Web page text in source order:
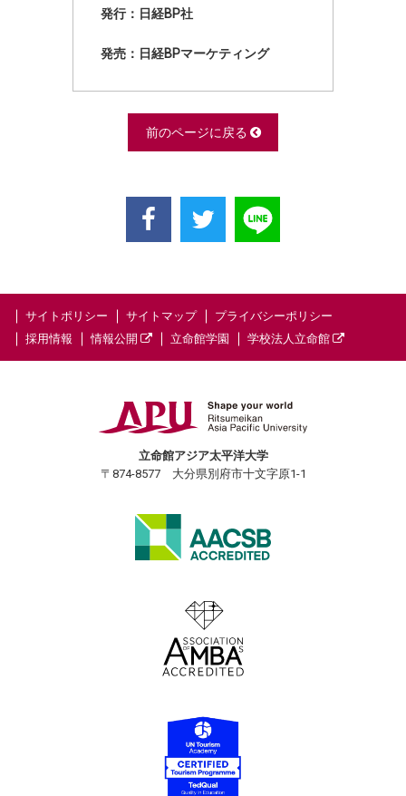
発行：日経BP社
発売：日経BPマーケティング
前のページに戻る
サイトポリシー サイトマップ
プライバシーポリシー
採用情報
情報公開 立命館学園 学校法人立命館
立命館アジア太平洋大学
〒874-8577 大分県別府市十文字原1-1